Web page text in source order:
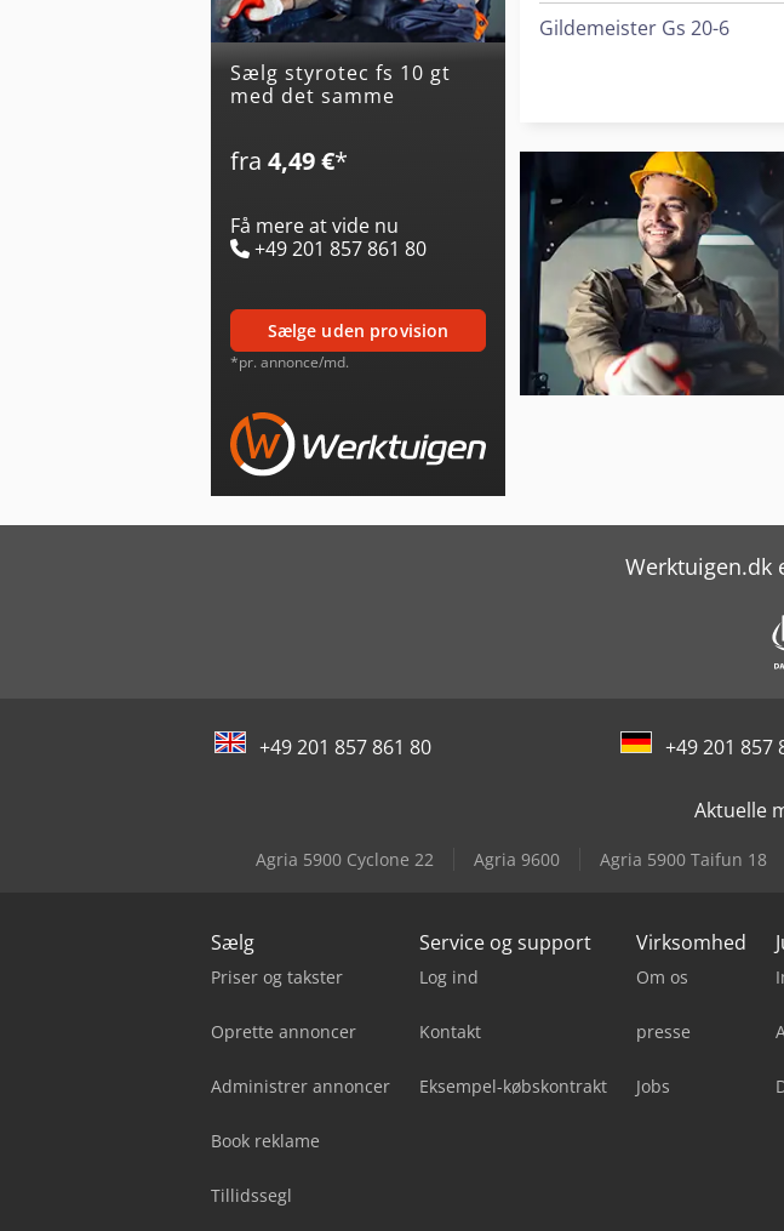
Sælg styrotec fs 10 gt
med det samme
fra 4,49 €*
Få mere at vide nu
+49 201 857 861 80
sælge uden provision
*pr. annonce/md.
Gildemeister Gs 20-6
Gurutzpe Gl 13
Haas St-10
Werktuigen.dk
+49 201 857 861 80 +49 201 857
Aktuelle
Agria 5900 Cyclone 22 Agria 9600 Agria 5900 Taifun 18
Sælg
Priser og takster
Oprette annoncer
Administrer annoncer
Book reklame
Tillidssegl
Service og support
Log ind
Kontakt
Eksempel-købskontrakt
Virksomhed
Om os
presse
Jobs